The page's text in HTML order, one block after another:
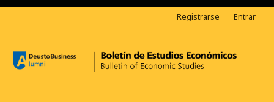
Registrarse Entrar